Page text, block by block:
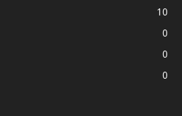
10
0
0
0